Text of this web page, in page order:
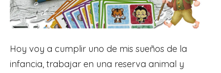
Hoy voy a cumplir uno de mis sueños de la
infancia, trabajar en una reserva animal y